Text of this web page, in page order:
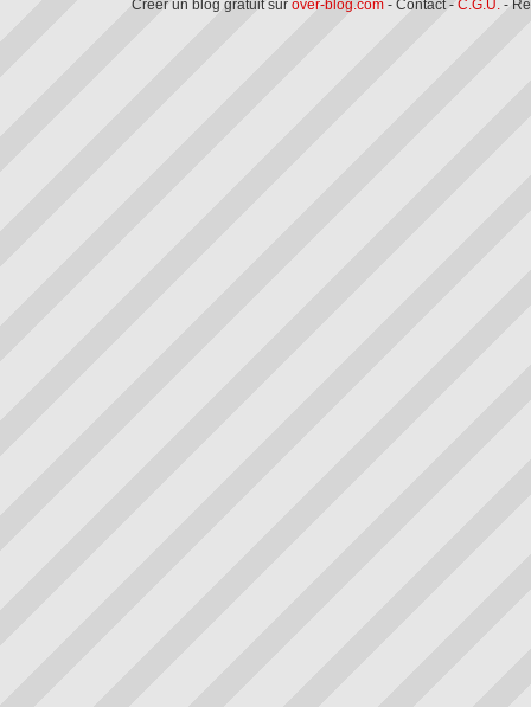
Créer un blog gratuit sur over-blog.com- Contact - C.G.U.-